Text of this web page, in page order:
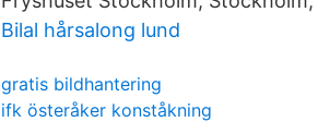
Bilal hårsalong lund
gratis bildhantering
ifk österåker konståkning